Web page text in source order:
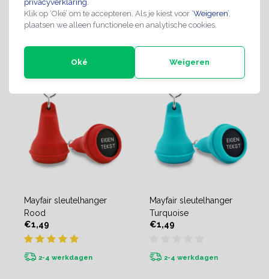
privacyverklaring
Klik op ‘Oké’ om te accepteren. Als je kiest voor ‘Weigeren’,
plaatsen we alleen functionele en analytische cookies.
Oké Weigeren
2-4 werkdagen 2-4 werkdagen
Mayfair sleutelhanger
Rood
€1,49
2-4 werkdagen
Mayfair sleutelhanger
Turquoise
€1,49
2-4 werkdagen